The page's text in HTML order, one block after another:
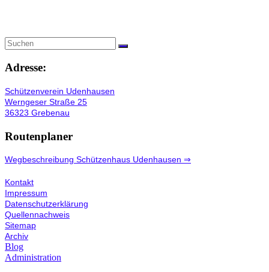
Adresse:
Schützenverein Udenhausen
Werngeser Straße 25
36323 Grebenau
Routenplaner
Wegbeschreibung Schützenhaus Udenhausen ⇒
Kontakt
Impressum
Datenschutzerklärung
Quellennachweis
Sitemap
Archiv
Blog
Administration